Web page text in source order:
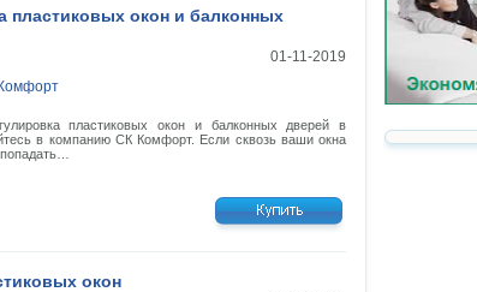
пластиковых окон и балконных
01-11-2019
пластиковых окон и балконных дверей в
в компанию СК Комфорт. Если сквозь ваши окна
окон